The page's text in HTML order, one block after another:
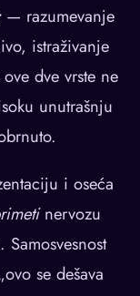
— razumevanje
istraživanje
dve vrste ne
unutrašnju
i oseća
nervozu
se dešava